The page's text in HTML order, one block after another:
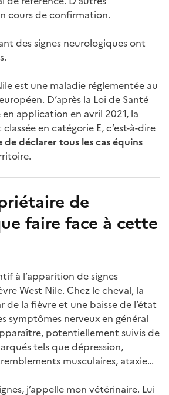
cours de confirmation.
des signes neurologiques ont
est une maladie réglementée au
D’après la Loi de Santé
en application en avril 2021, la
en catégorie E, c’est-à-dire
déclarer tous les cas équins
de
faire face à cette
à l’apparition de signes
West Nile. Chez le cheval, la
la fièvre et une baisse de l’état
symptômes nerveux en général
potentiellement suivis de
tels que dépression,
musculaires, ataxie…
j’appelle mon vétérinaire. Lui